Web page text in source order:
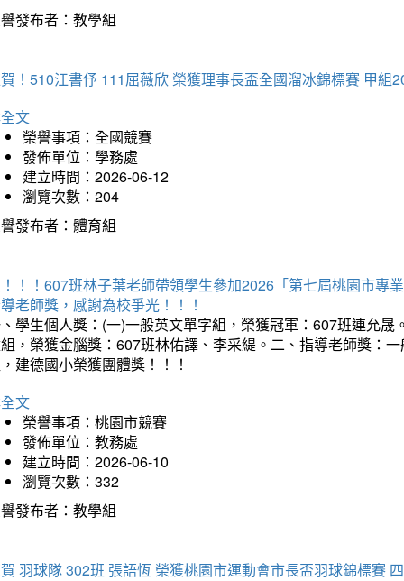
發布者：教學組
！510江書伃 111屈薇欣 榮獲理事長盃全國溜冰錦標賽 甲組
文
榮譽事項：全國競賽
發佈單位：學務處
建立時間：2026-06-12
瀏覽次數：204
發布者：體育組
！！607班林子葉老師帶領學生參加2026「第七屆桃園市專
老師獎，感謝為校爭光！！！
學生個人獎：(一)一般英文單字組，榮獲冠軍：607班連允
，榮獲金腦獎：607班林佑譯、李采緹。二、指導老師獎：
建德國小榮獲團體獎！！！
文
榮譽事項：桃園市競賽
發佈單位：教務處
建立時間：2026-06-10
瀏覽次數：332
發布者：教學組
羽球隊 302班 張語恆 榮獲桃園市運動會市長盃羽球錦標賽